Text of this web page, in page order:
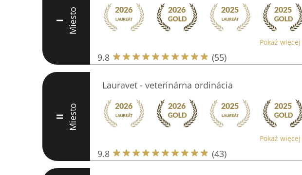
I Miesto
Pokaż więcej
9.8 (55)
II Miesto
Lauravet - veterinárna ordinácia
Pokaż więcej
9.8 (43)